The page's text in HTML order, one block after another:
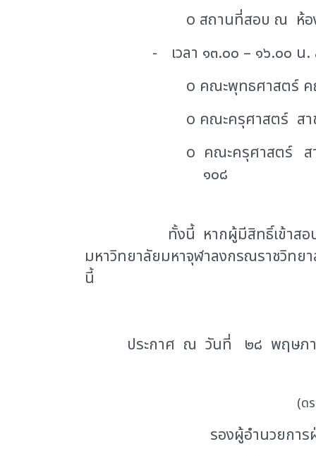
o สถานที่สอบ ณ ห้
-
เวลา ๑๓.๐๐ – ๑๖.๐๐
o คณะพุทธศา
o คณะครุศาสต
o คณะครุศาสต
๑๐๘
ทั้งนี้ หากผู้มีสิทธิ์เข้าสอ
มหาวิทยาลัยมหาจุฬาลงกรณราชวิทย
นี้
ประกาศ ณ วันที่ ๒๘ พฤษภา
(ด
รองผู้อำนวยกา